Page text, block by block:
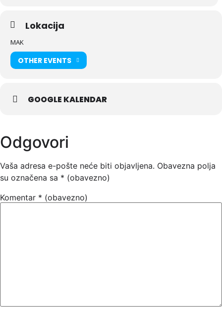
Lokacija
MAK
OTHER EVENTS
GOOGLE KALENDAR
Odgovori
Vaša adresa e-pošte neće biti objavljena. Obavezna polja
su označena sa * (obavezno)
Komentar * (obavezno)